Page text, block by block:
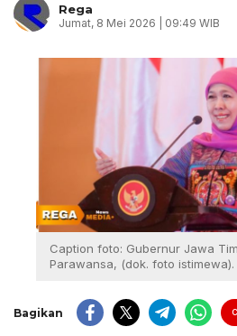
Rega
Jumat, 8 Mei 2026 | 09:49 WIB
Caption foto: Gubernur Jawa
Parawansa, (dok. foto istimewa).
Bagikan